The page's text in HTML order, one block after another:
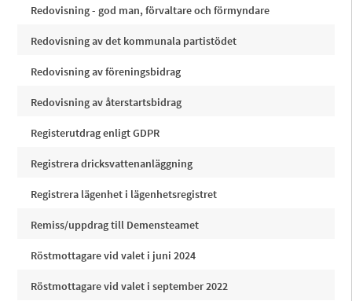
Redovisning - god man, förvaltare och förmyndare
Redovisning av det kommunala partistödet
Redovisning av föreningsbidrag
Redovisning av återstartsbidrag
Registerutdrag enligt GDPR
Registrera dricksvattenanläggning
Registrera lägenhet i lägenhetsregistret
Remiss/uppdrag till Demensteamet
Röstmottagare vid valet i juni 2024
Röstmottagare vid valet i september 2022